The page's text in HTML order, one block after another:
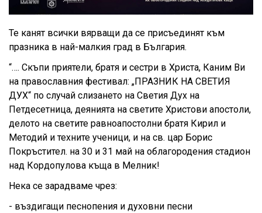
Те канят всички вярващи да се присъединят към
празника в най-малкия град в България.
“…. Скъпи приятели, братя и сестри в Христа, Каним Ви
на православния фестивал: „ПРАЗНИК НА СВЕТИЯ
ДУХ“ по случай слизането на Светия Дух на
Петдесетница, деянията на светите Христови апостоли,
делото на светите равноапостолни братя Кирил и
Методий и техните ученици, и на св. цар Борис
Покръстител. на 30 и 31 май на облагородения стадион
над Кордопулова къща в Мелник!
Нека се зарадваме чрез:
- въздигащи песнопения и духовни песни